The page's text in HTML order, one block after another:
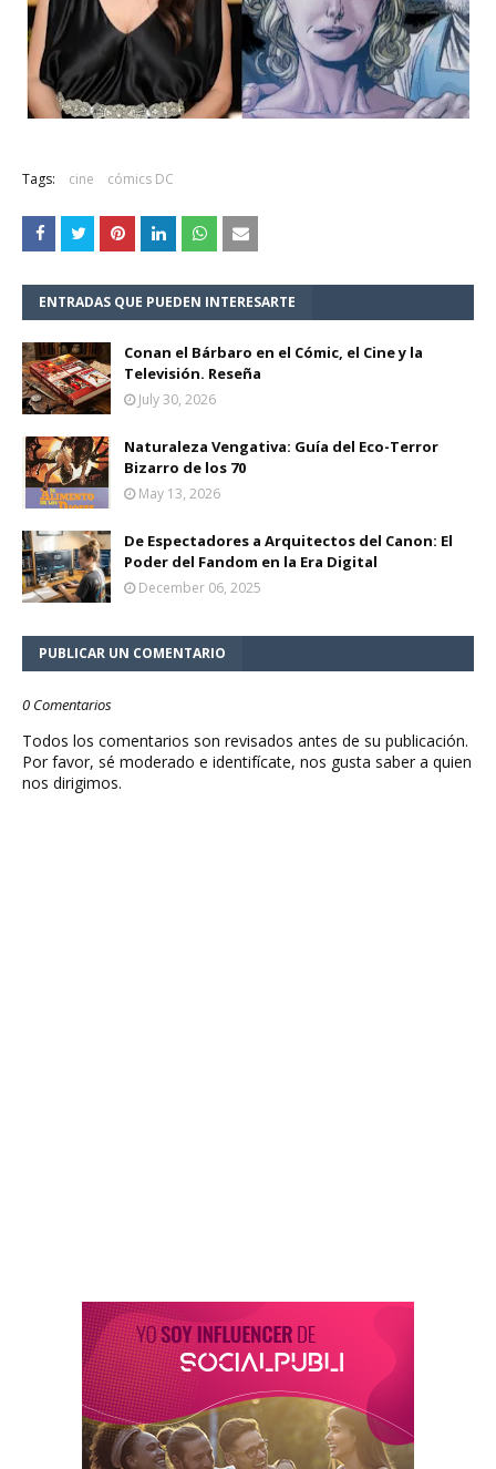
Tags: cine cómics DC
ENTRADAS QUE PUEDEN INTERESARTE
Conan el Bárbaro en el Cómic, el Cine y la
Televisión. Reseña
July 30, 2026
Naturaleza Vengativa: Guía del Eco-Terror
Bizarro de los 70
May 13, 2026
De Espectadores a Arquitectos del Canon: El
Poder del Fandom en la Era Digital
December 06, 2025
PUBLICAR UN COMENTARIO
0 Comentarios
Todos los comentarios son revisados antes de su publicación.
Por favor, sé moderado e identifícate, nos gusta saber a quien
nos dirigimos.